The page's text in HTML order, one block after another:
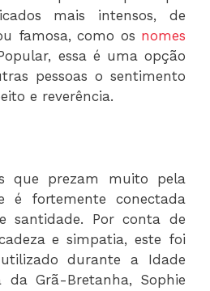
mais intensos, de
famosa, como os nomes
essa é uma opção
pessoas o sentimento
e reverência.
que prezam muito pela
é fortemente conectada
santidade. Por conta de
e simpatia, este foi
durante a Idade
da Grã-Bretanha, Sophie